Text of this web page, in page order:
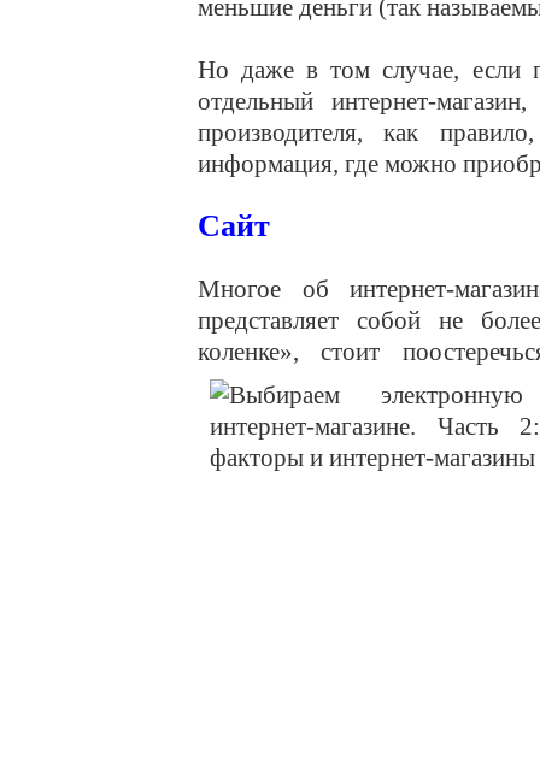
меньшие деньги (так
Но даже в том случае, если
отдельный интернет-
производителя, как
информация, где можно
Сайт
Многое об интернет-
представляет собой не
коленке», стоит